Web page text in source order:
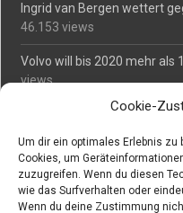
Cookie-
Um dir ein optimales Erlebnis zu
Cookies, um
zuzugreifen. Wenn du diesen
wie das Surfverhalten oder
Wenn du deine Zustimmung
Ingrid van Bergen wettert
46.153 views
Volvo will bis 2020 mehr als
views
Mäßiges Interesse an
O-Ton: Wer muss Schaden
zahlen? - 42.364 views
Kollegengespräch: Urteile